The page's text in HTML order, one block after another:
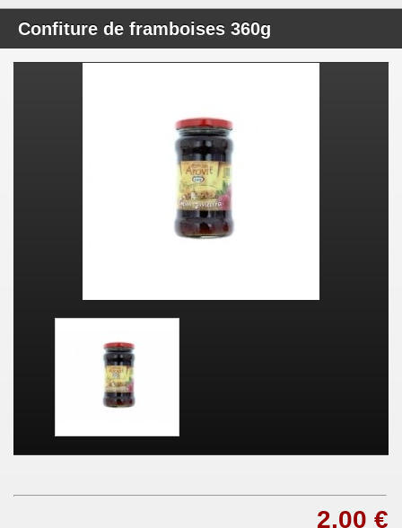
Confiture de framboises 360g
2,00 €